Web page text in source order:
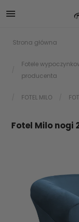

Strona główna
Fotele
producenta
FOTEL MILO
Fotel Milo nogi